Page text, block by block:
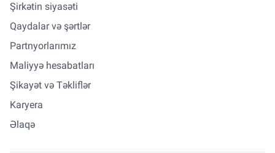
Şirkətin siyasəti
Qaydalar və şərtlər
Partnyorlarımız
Maliyyə hesabatları
Şikayət və Təkliflər
Karyera
Əlaqə